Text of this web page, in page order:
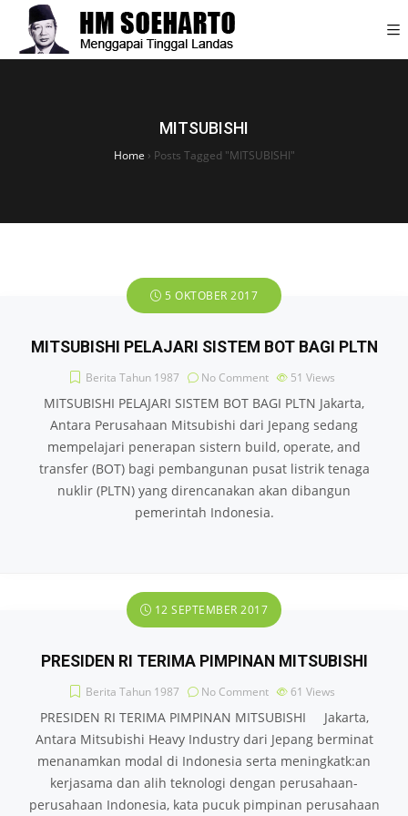
MITSUBISHI
Home › Posts Tagged "MITSUBISHI"
5 OKTOBER 2017
MITSUBISHI PELAJARI SISTEM BOT BAGI PLTN
Berita Tahun 1987 No Comment 51 Views
MITSUBISHI PELAJARI SISTEM BOT BAGI PLTN Jakarta,
Antara Perusahaan Mitsubishi dari Jepang sedang
mempelajari penerapan sistern build, operate, and
transfer (BOT) bagi pembangunan pusat listrik tenaga
nuklir (PLTN) yang direncanakan akan dibangun
pemerintah Indonesia.
12 SEPTEMBER 2017
PRESIDEN RI TERIMA PIMPINAN MITSUBISHI
Berita Tahun 1987 No Comment 61 Views
PRESIDEN RI TERIMA PIMPINAN MITSUBISHI Jakarta,
Antara Mitsubishi Heavy Industry dari Jepang berminat
menanamkan modal di Indonesia serta meningkatk:an
kerjasama dan alih teknologi dengan perusahaan­
perusahaan Indonesia, kata pucuk pimpinan perusahaan